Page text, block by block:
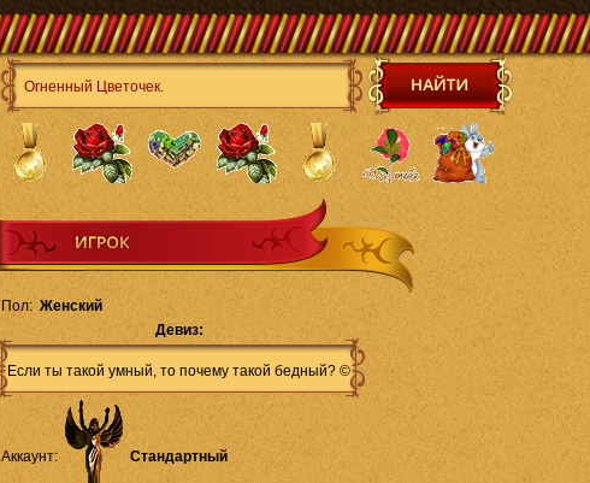
Пол: Женский
Девиз:
Если ты такой умный, то почему такой бедный? ©
Аккаунт: Стандартный